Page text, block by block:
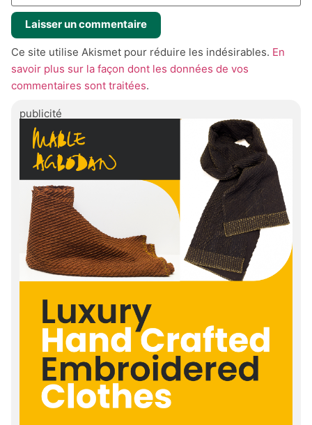
Ce site utilise Akismet pour réduire les indésirables. En
savoir plus sur la façon dont les données de vos
commentaires sont traitées.
publicité